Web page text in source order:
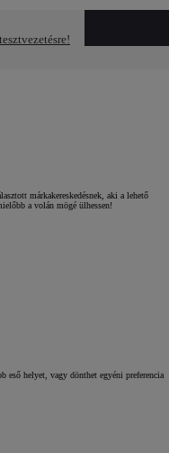
márkakereskedésnek, aki a lehető
a volán mögé ülhessen!
eső helyet, vagy dönthet egyéni preferencia